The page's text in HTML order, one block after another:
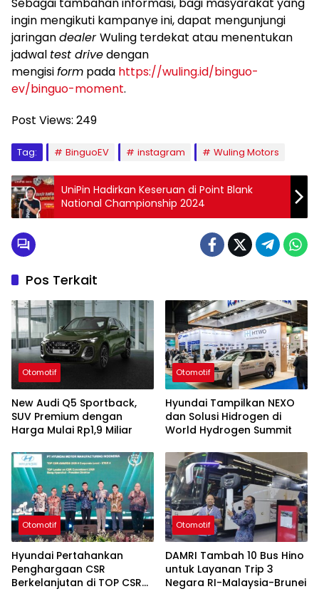
ingin mengikuti kampanye ini, dapat mengunjungi
jaringandealerWuling terdekat atau menentukan
jadwal test drivedengan
mengisiform pada https://wuling.id/binguo-
ev/binguo-moment.
Post Views: 249
Tag: BinguoEV instagram Wuling Motors
UniPin Hadirkan Keseruan di Point Blank
National Championship 2024
Pos Terkait
Otomotif
New Audi Q5 Sportback,
SUV Premium dengan
Harga Mulai Rp1,9 Miliar
Otomotif
Hyundai Tampilkan NEXO
dan Solusi Hidrogen di
World Hydrogen Summit
Otomotif
Hyundai Pertahankan
Penghargaan CSR
Berkelanjutan di TOP CSR
Otomotif
DAMRI Tambah 10 Bus Hino
untuk Layanan Trip 3
Negara RI-Malaysia-Brunei